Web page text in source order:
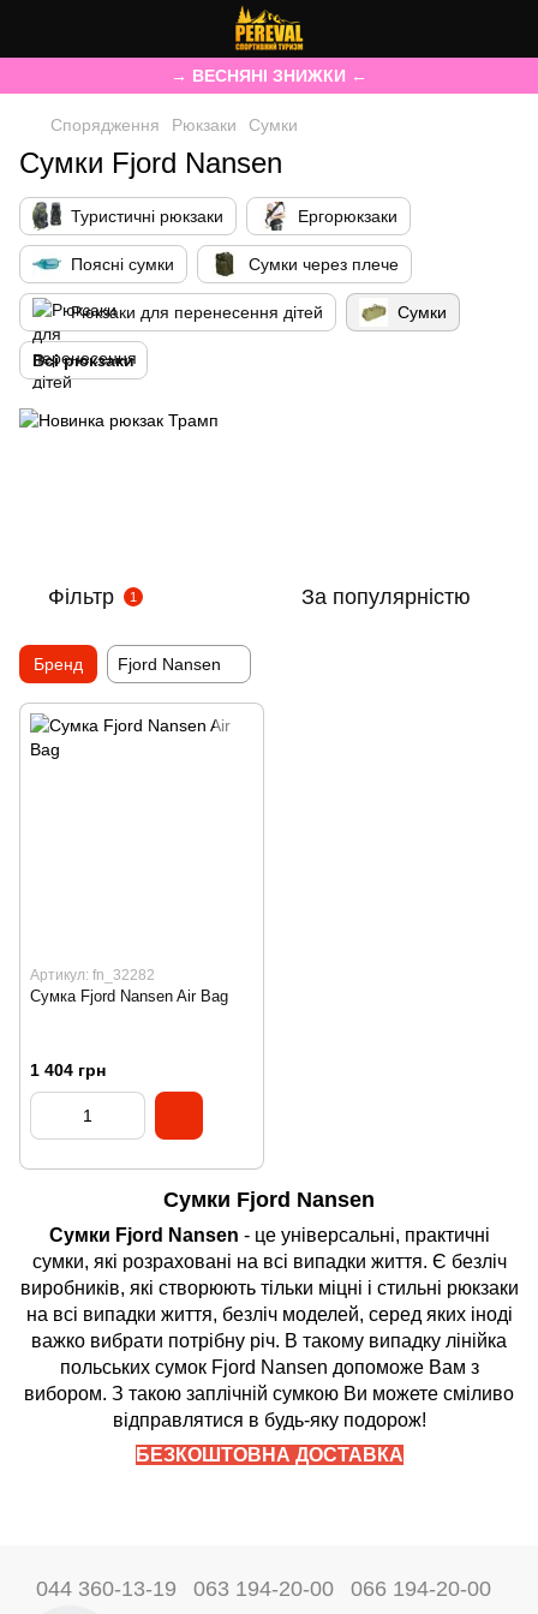
→ ВЕСНЯНІ ЗНИЖКИ ←
Спорядження Рюкзаки Сумки
Сумки Fjord Nansen
Туристичні рюкзаки Ергорюкзаки
Поясні сумки Сумки через плече
Рюкзаки для перенесення дітей Сумки
Всі рюкзаки
Фільтр 1 За популярністю
Бренд Fjord Nansen
Артикул: fn_32282
Сумка Fjord Nansen Air Bag
1 404 грн
Сумки Fjord Nansen
Сумки Fjord Nansen - це універсальні, практичні
сумки, які розраховані на всі випадки життя. Є безліч
виробників, які створюють тільки міцні і стильні рюкзаки
на всі випадки життя, безліч моделей, серед яких іноді
важко вибрати потрібну річ. В такому випадку лінійка
польських сумок Fjord Nansen допоможе Вам з
вибором. З такою заплічній сумкою Ви можете сміливо
відправлятися в будь-яку подорож!
БЕЗКОШТОВНА ДОСТАВКА
044 360-13-19 063 194-20-00 066 194-20-00